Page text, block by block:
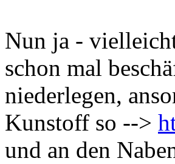
Nun ja -
schon mal
niederlegen,
Kunstoff so -->
und an den